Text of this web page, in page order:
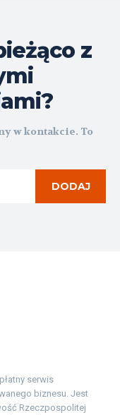
z
w kontakcie. To
DODAJ
serwis
biznesu. Jest
Rzeczpospolitej